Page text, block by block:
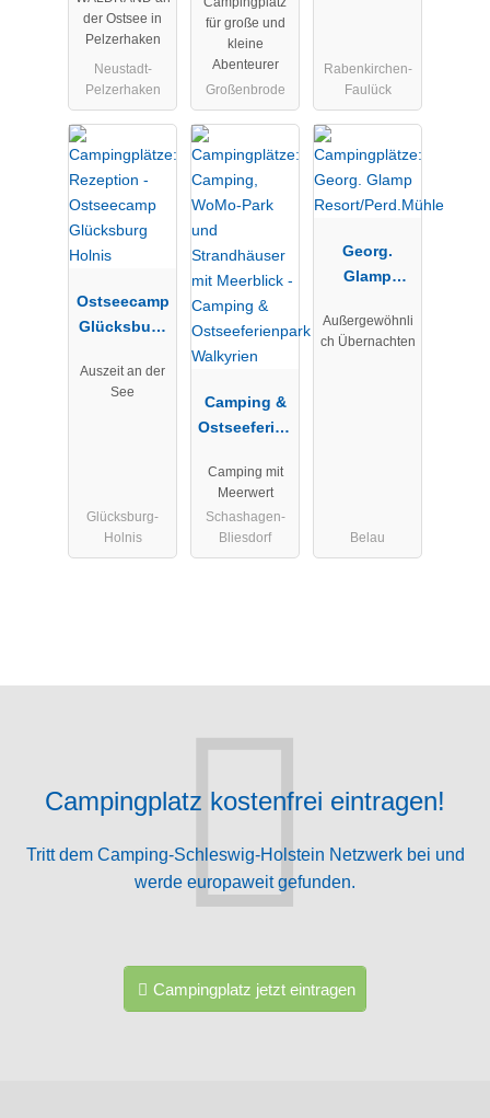
der Ostsee in
Pelzerhaken
Neustadt-
Pelzerhaken
für große und
kleine
Abenteurer
Großenbrode
Rabenkirchen-
Faulück
Ostseecamp
Glücksburg
Auszeit an der
See
Glücksburg-
Holnis
Camping &
Ostseeferien
Walkyrien
Camping mit
Meerwert
Schashagen-
Bliesdorf
Georg.
Glamp
Mühle
Außergewöhnli
ch Übernachten
Belau
Campingplatz kostenfrei eintragen!
Tritt dem Camping-Schleswig-Holstein Netzwerk bei und
werde europaweit gefunden.
Campingplatz jetzt eintragen